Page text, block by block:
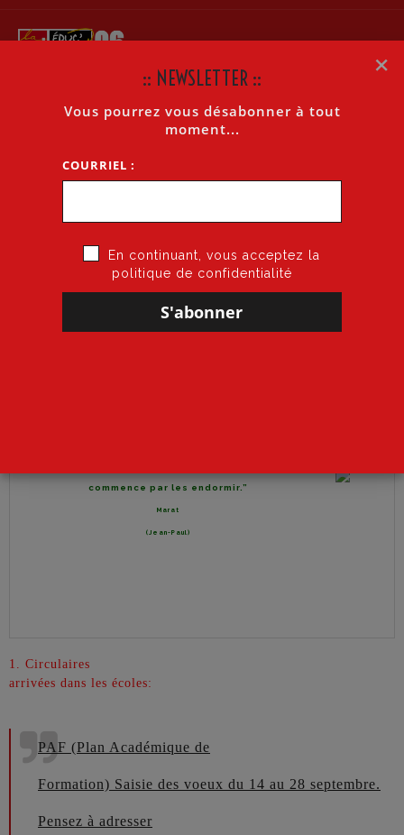
LA LETTRE INTERNET N°403 DU 11 SEPTEMBRE 2011
Accueil»La lettre Internet n°403 du 11 septembre 2011
commence par les endormir.”
Marat
(Jean-Paul)
1. Circulaires
arrivées dans les écoles:
PAF (Plan Académique de
Formation) Saisie des voeux du 14 au 28 septembre.
Pensez à adresser
×
:: NEWSLETTER ::
Vous pourrez vous désabonner à tout
moment...
COURRIEL :
En continuant, vous acceptez la
politique de confidentialité